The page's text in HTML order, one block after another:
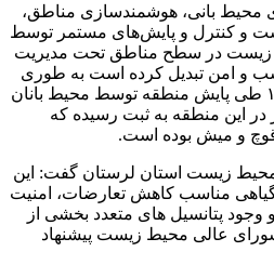
محیط بانی، هوشمندسازی مناطق،
و کنترل و پایش‌های مستمر توسط
زیست در سطح مناطق تحت مدیریت
و امن تبدیل کرده است به طوری
که خوشبختانه در آذرماه ۱۴۰۳ طی پایش منطقه توسط محیط بانان
این منطقه به ثبت رسیده که
و میش بوده است.
زیست استان لرستان گفت: این
مناسب کاهش تعارضات، امنیت
پتانسیل های متعدد بخشی از
عالی محیط زیست پیشنهاد